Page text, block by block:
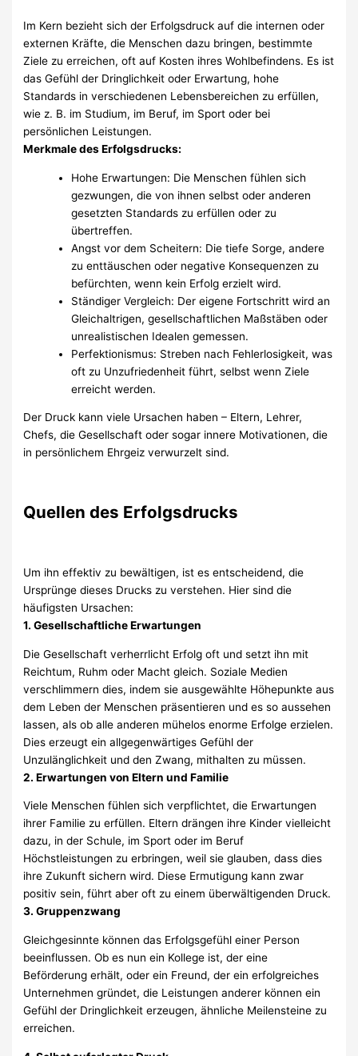
Im Kern bezieht sich der Erfolgsdruck auf die internen oder
externen Kräfte, die Menschen dazu bringen, bestimmte
Ziele zu erreichen, oft auf Kosten ihres Wohlbefindens. Es ist
das Gefühl der Dringlichkeit oder Erwartung, hohe
Standards in verschiedenen Lebensbereichen zu erfüllen,
wie z. B. im Studium, im Beruf, im Sport oder bei
persönlichen Leistungen.
Merkmale des Erfolgsdrucks:
Hohe Erwartungen: Die Menschen fühlen sich
gezwungen, die von ihnen selbst oder anderen
gesetzten Standards zu erfüllen oder zu
übertreffen.
Angst vor dem Scheitern: Die tiefe Sorge, andere
zu enttäuschen oder negative Konsequenzen zu
befürchten, wenn kein Erfolg erzielt wird.
Ständiger Vergleich: Der eigene Fortschritt wird an
Gleichaltrigen, gesellschaftlichen Maßstäben oder
unrealistischen Idealen gemessen.
Perfektionismus: Streben nach Fehlerlosigkeit, was
oft zu Unzufriedenheit führt, selbst wenn Ziele
erreicht werden.
Der Druck kann viele Ursachen haben – Eltern, Lehrer,
Chefs, die Gesellschaft oder sogar innere Motivationen, die
in persönlichem Ehrgeiz verwurzelt sind.
Quellen des Erfolgsdrucks
Um ihn effektiv zu bewältigen, ist es entscheidend, die
Ursprünge dieses Drucks zu verstehen. Hier sind die
häufigsten Ursachen:
1. Gesellschaftliche Erwartungen
Die Gesellschaft verherrlicht Erfolg oft und setzt ihn mit
Reichtum, Ruhm oder Macht gleich. Soziale Medien
verschlimmern dies, indem sie ausgewählte Höhepunkte aus
dem Leben der Menschen präsentieren und es so aussehen
lassen, als ob alle anderen mühelos enorme Erfolge erzielen.
Dies erzeugt ein allgegenwärtiges Gefühl der
Unzulänglichkeit und den Zwang, mithalten zu müssen.
2. Erwartungen von Eltern und Familie
Viele Menschen fühlen sich verpflichtet, die Erwartungen
ihrer Familie zu erfüllen. Eltern drängen ihre Kinder vielleicht
dazu, in der Schule, im Sport oder im Beruf
Höchstleistungen zu erbringen, weil sie glauben, dass dies
ihre Zukunft sichern wird. Diese Ermutigung kann zwar
positiv sein, führt aber oft zu einem überwältigenden Druck.
3. Gruppenzwang
Gleichgesinnte können das Erfolgsgefühl einer Person
beeinflussen. Ob es nun ein Kollege ist, der eine
Beförderung erhält, oder ein Freund, der ein erfolgreiches
Unternehmen gründet, die Leistungen anderer können ein
Gefühl der Dringlichkeit erzeugen, ähnliche Meilensteine ​​zu
erreichen.